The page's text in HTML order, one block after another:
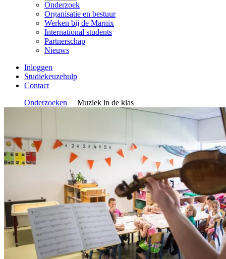
Onderzoek
Organisatie en bestuur
Werken bij de Marnix
International students
Partnerschap
Nieuws
Inloggen
Studiekeuzehulp
Contact
Onderzoeken
Muziek in de klas